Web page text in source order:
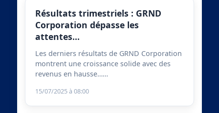
Résultats trimestriels : GRND
Corporation dépasse les
attentes…
Les derniers résultats de GRND Corporation
montrent une croissance solide avec des
revenus en hausse……
15/07/2025 à 08:00